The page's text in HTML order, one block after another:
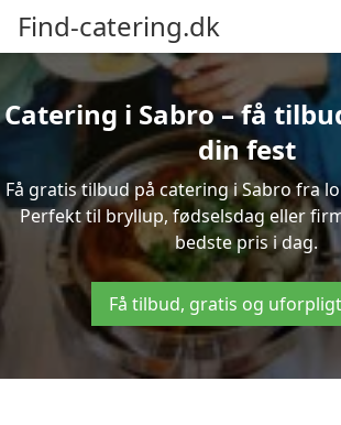
Find-catering.dk
Catering i Sabro – få
din fest
Få gratis tilbud på catering i Sabro fra
Perfekt til bryllup, fødselsdag eller
bedste pris i dag.
Få tilbud, gratis og